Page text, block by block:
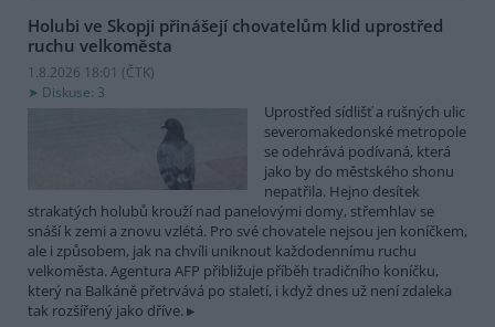
Holubi ve Skopji přinášejí chovatelům klid uprostřed
ruchu velkoměsta
1.8.2026 18:01 (ČTK)
Diskuse: 3
Uprostřed sídlišť a rušných ulic
severomakedonské metropole
se odehrává podívaná, která
jako by do městského shonu
nepatřila. Hejno desítek
strakatých holubů krouží nad panelovými domy, střemhlav se
snáší k zemi a znovu vzlétá. Pro své chovatele nejsou jen koníčkem,
ale i způsobem, jak na chvíli uniknout každodennímu ruchu
velkoměsta. Agentura AFP přibližuje příběh tradičního koníčku,
který na Balkáně přetrvává po staletí, i když dnes už není zdaleka
tak rozšířený jako dříve.